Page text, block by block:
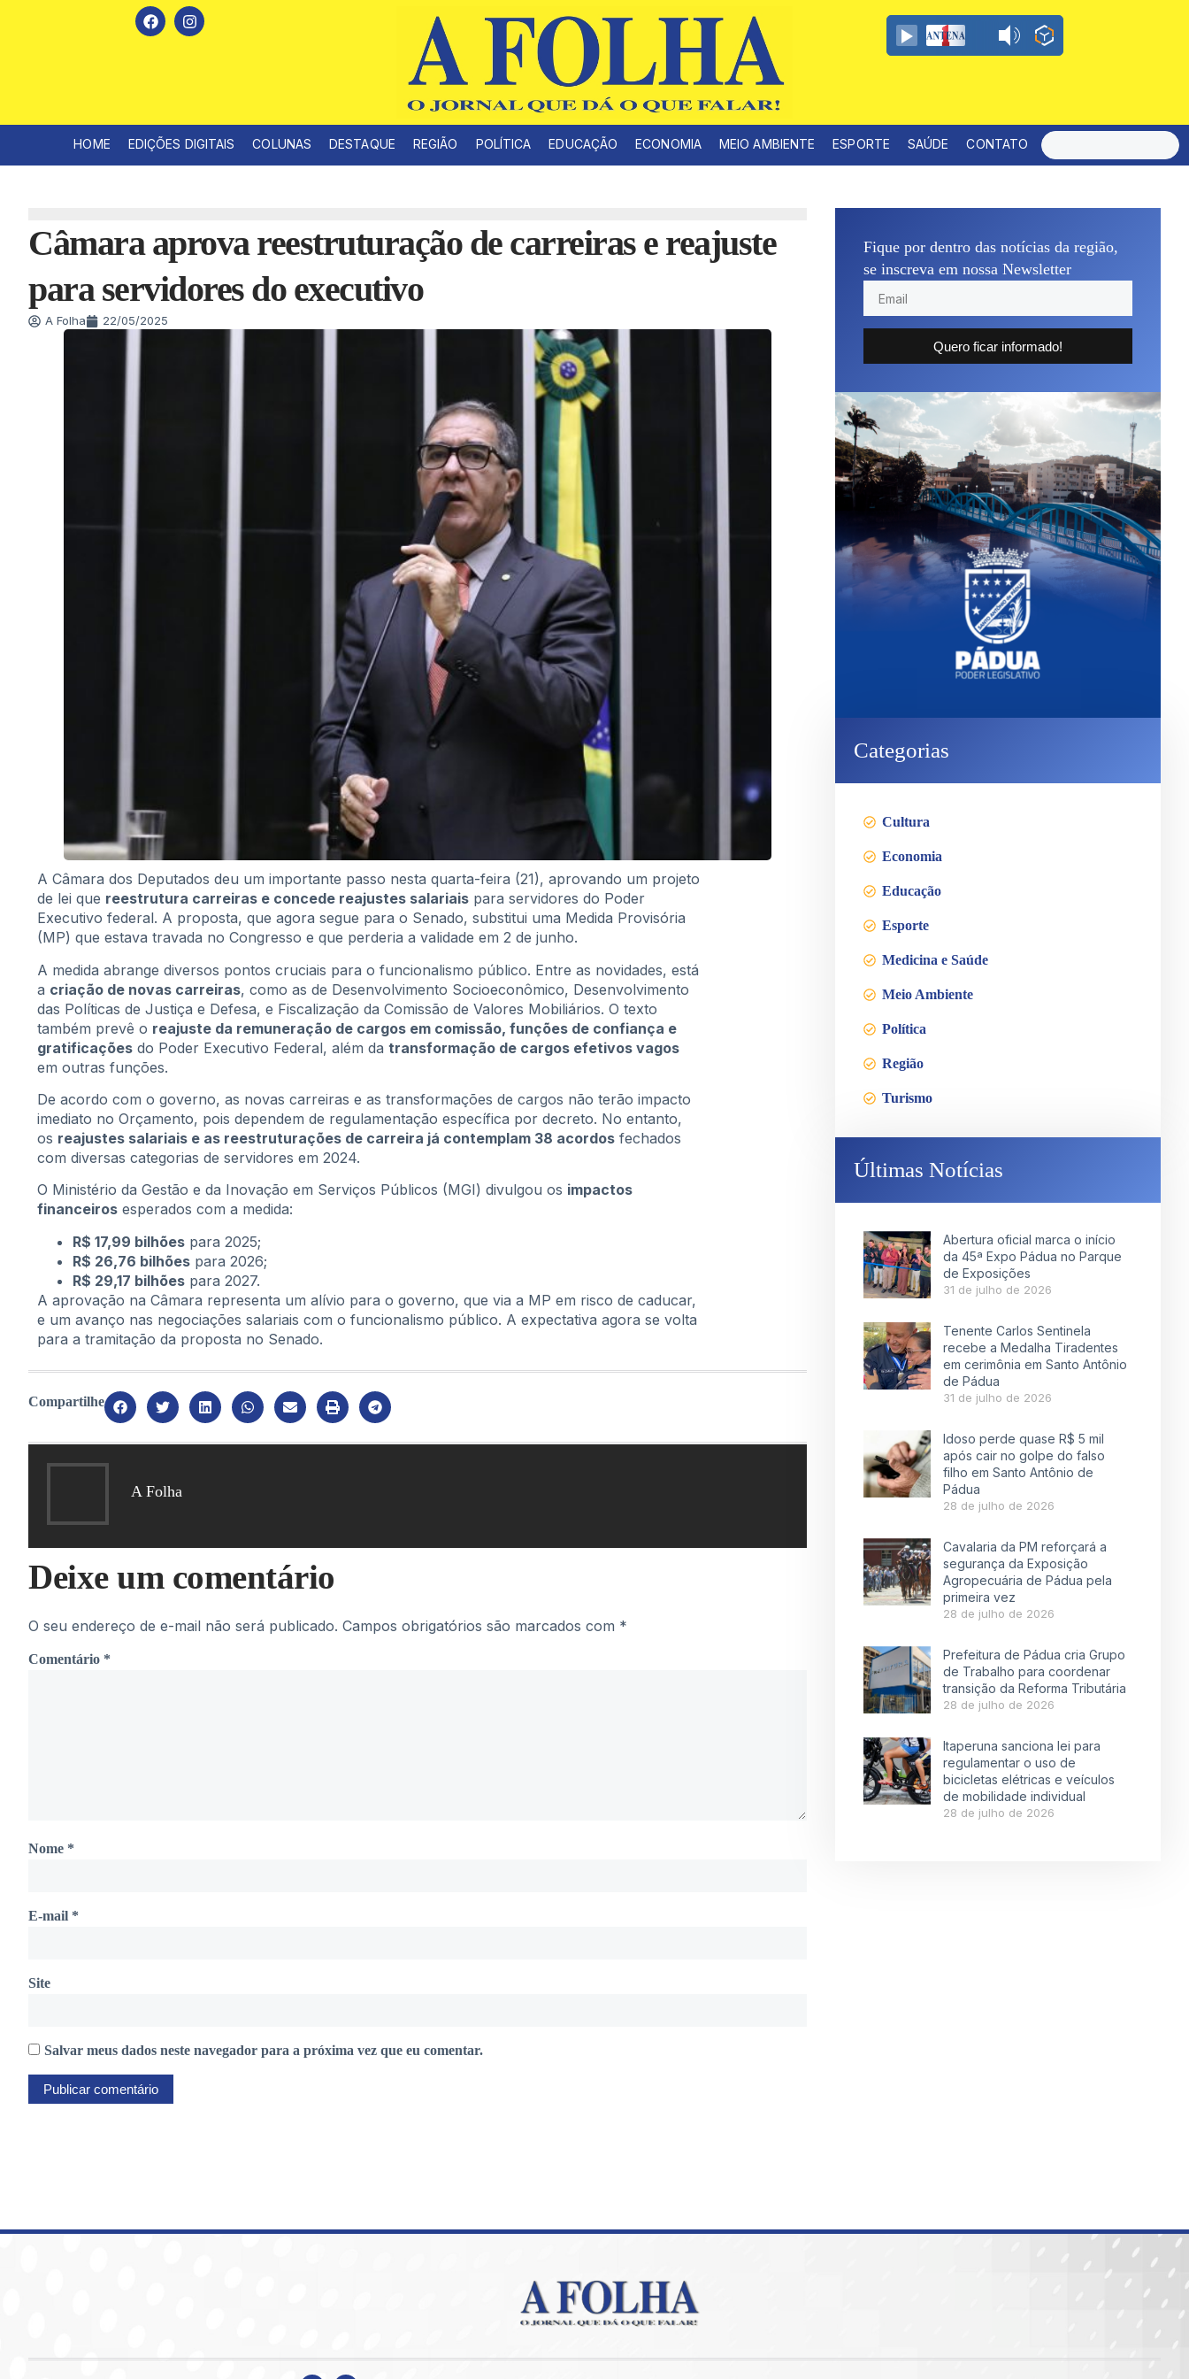
HOME EDIÇÕES DIGITAIS COLUNAS DESTAQUE REGIÃO POLÍTICA EDUCAÇÃO ECONOMIA MEIO AMBIENTE ESPORTE SAÚDE CONTATO
Câmara aprova reestruturação de carreiras e reajuste
para servidores do executivo
A Folha 22/05/2025
A Câmara dos Deputados deu um importante passo nesta quarta-feira (21), aprovando um projeto
de lei que reestrutura carreiras e concede reajustes salariais para servidores do Poder
Executivo federal. A proposta, que agora segue para o Senado, substitui uma Medida Provisória
(MP) que estava travada no Congresso e que perderia a validade em 2 de junho.
A medida abrange diversos pontos cruciais para o funcionalismo público. Entre as novidades, está
a criação de novas carreiras, como as de Desenvolvimento Socioeconômico, Desenvolvimento
das Políticas de Justiça e Defesa, e Fiscalização da Comissão de Valores Mobiliários. O texto
também prevê o reajuste da remuneração de cargos em comissão, funções de confiança e
gratificações do Poder Executivo Federal, além da transformação de cargos efetivos vagos
em outras funções.
De acordo com o governo, as novas carreiras e as transformações de cargos não terão impacto
imediato no Orçamento, pois dependem de regulamentação específica por decreto. No entanto,
os reajustes salariais e as reestruturações de carreira já contemplam 38 acordos fechados
com diversas categorias de servidores em 2024.
O Ministério da Gestão e da Inovação em Serviços Públicos (MGI) divulgou os impactos
financeiros esperados com a medida:
R$ 17,99 bilhões para 2025;
R$ 26,76 bilhões para 2026;
R$ 29,17 bilhões para 2027.
A aprovação na Câmara representa um alívio para o governo, que via a MP em risco de caducar,
e um avanço nas negociações salariais com o funcionalismo público. A expectativa agora se volta
para a tramitação da proposta no Senado.
Compartilhe
A Folha
Deixe um comentário
O seu endereço de e-mail não será publicado. Campos obrigatórios são marcados com *
Comentário *
Nome *
E-mail *
Site
Salvar meus dados neste navegador para a próxima vez que eu comentar.
Fique por dentro das notícias da região,
se inscreva em nossa Newsletter
Quero ficar informado!
Categorias
Cultura
Economia
Educação
Esporte
Medicina e Saúde
Meio Ambiente
Política
Região
Turismo
Últimas Notícias
Abertura oficial marca o início
da 45ª Expo Pádua no Parque
de Exposições
31 de julho de 2026
Tenente Carlos Sentinela
recebe a Medalha Tiradentes
em cerimônia em Santo Antônio
de Pádua
31 de julho de 2026
Idoso perde quase R$ 5 mil
após cair no golpe do falso
filho em Santo Antônio de
Pádua
28 de julho de 2026
Cavalaria da PM reforçará a
segurança da Exposição
Agropecuária de Pádua pela
primeira vez
28 de julho de 2026
Prefeitura de Pádua cria Grupo
de Trabalho para coordenar
transição da Reforma Tributária
28 de julho de 2026
Itaperuna sanciona lei para
regulamentar o uso de
bicicletas elétricas e veículos
de mobilidade individual
28 de julho de 2026